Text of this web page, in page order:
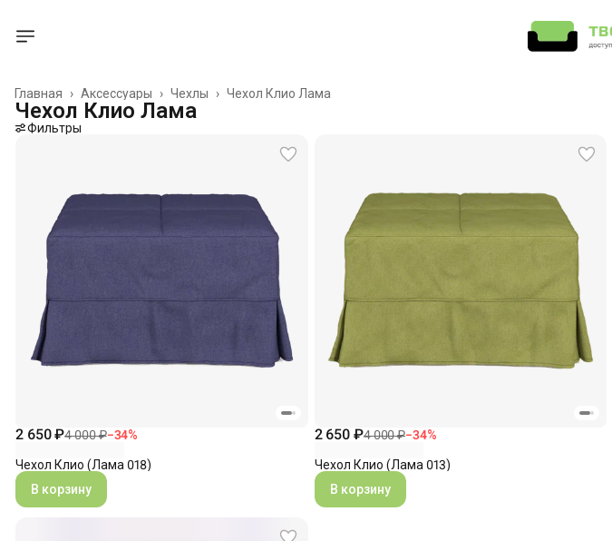
Чехол Клио Лама
Чехлы ›
Аксессуары ›
Главная ›
Чехол Клио Лама
Фильтры
2 650 ₽4 000 ₽−34%
Чехол Клио (Лама 018)
В корзину
2 650 ₽4 000 ₽−34%
Чехол Клио (Лама 013)
В корзину